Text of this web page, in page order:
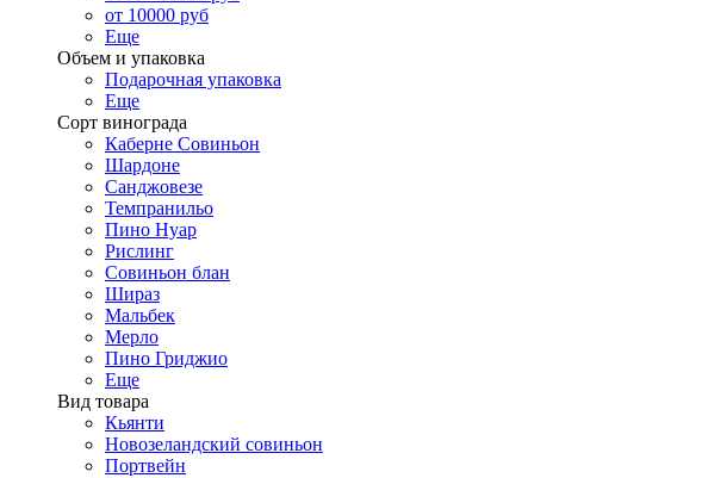
от 10000 руб
Еще
Объем и упаковка
Подарочная упаковка
Еще
Сорт винограда
Каберне Совиньон
Шардоне
Санджовезе
Темпранильо
Пино Нуар
Рислинг
Совиньон блан
Шираз
Мальбек
Мерло
Пино Гриджио
Еще
Вид товара
Кьянти
Новозеландский совиньон
Портвейн